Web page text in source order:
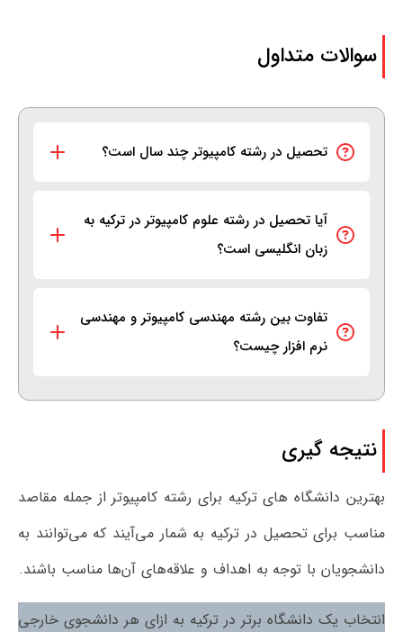
سوالات متداول
تحصیل در رشته کامپیوتر چند سال است؟
آیا تحصیل در رشته علوم کامپیوتر در ترکیه به
زبان انگلیسی است؟
تفاوت بین رشته مهندسی کامپیوتر و مهندسی
نرم افزار چیست؟
نتیجه گیری
بهترین دانشگاه های ترکیه برای رشته کامپیوتر از جمله مقاصد
مناسب برای تحصیل در ترکیه به شمار می‌آیند که می‌توانند به
دانشجویان با توجه به اهداف و علاقه‌های آن‌ها مناسب باشند.
انتخاب یک دانشگاه برتر در ترکیه به ازای هر دانشجوی خارجی